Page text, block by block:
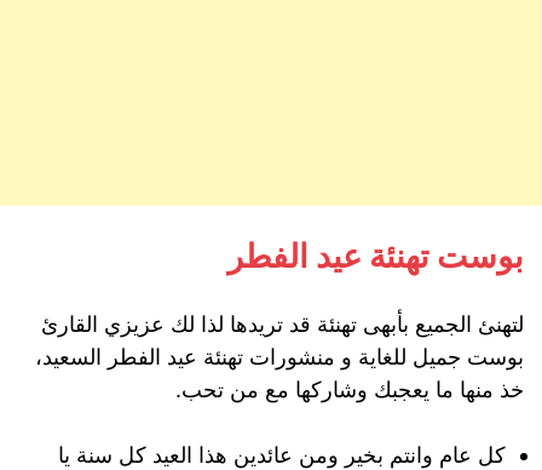
بوست تهنئة عيد الفطر
لتهنئ الجميع بأبهى تهنئة قد تريدها لذا لك عزيزي القارئ
بوست جميل للغاية و منشورات تهنئة عيد الفطر السعيد،
خذ منها ما يعجبك وشاركها مع من تحب.
كل عام وانتم بخير ومن عائدين هذا العيد كل سنة يا